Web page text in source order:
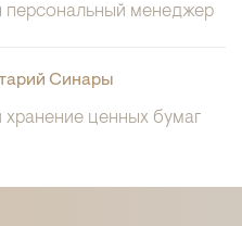
персональный менеджер
Синары
хранение ценных бумаг